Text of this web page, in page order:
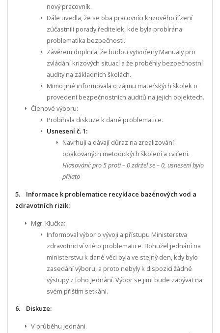
nový pracovník.
Dále uvedla, že se oba pracovníci krizového řízení
zúčastnili porady ředitelek, kde byla probírána
problematika bezpečnosti.
Závěrem doplnila, že budou vytvořeny Manuály pro
zvládání krizových situací a že proběhly bezpečnostní
audity na základních školách.
Mimo jiné informovala o zájmu mateřských školek o
provedení bezpečnostních auditů na jejich objektech.
Členové výboru:
Probíhala diskuze k dané problematice.
Usnesení č. 1:
Navrhují a dávají důraz na zrealizování
opakovaných metodických školení a cvičení.
Hlasování: pro 5 proti – 0 zdržel se – 0, usnesení bylo
přijato
5. Informace k problematice recyklace bazénových vod a
zdravotních rizik:
Mgr. Klučka:
Informoval výbor o vývoji a přístupu Ministerstva
zdravotnictví v této problematice. Bohužel jednání na
ministerstvu k dané věci byla ve stejný den, kdy bylo
zasedání výboru, a proto nebyly k dispozici žádné
výstupy z toho jednání. Výbor se jimi bude zabývat na
svém příštím setkání.
6. Diskuze:
V průběhu jednání.